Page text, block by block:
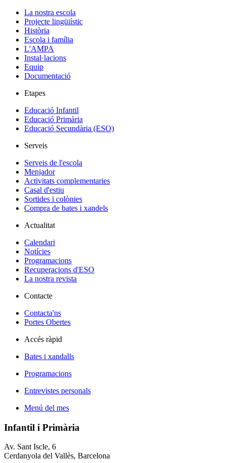
La nostra escola
Projecte lingüiístic
Història
Escola i família
L'AMPA
Instal·lacions
Equip
Documentació
Etapes
Educació Infantil
Educació Primària
Educació Secundària (ESO)
Serveis
Serveis de l'escola
Menjador
Activitats complementaries
Casal d'estiu
Sortides i colònies
Compra de bates i xandels
Actualitat
Calendari
Notícies
Programacions
Recuperacions d'ESO
La nostra revista
Contacte
Contacta'ns
Portes Obertes
Accés ràpid
Bates i xandalls
Programacions
Entrevistes personals
Menú del mes
Infantil i Primària
Av. Sant Iscle, 6
Cerdanyola del Vallès, Barcelona